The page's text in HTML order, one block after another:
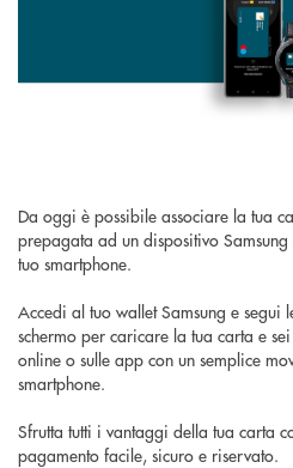
Da oggi è possibile associare la tua
prepagata ad un dispositivo
tuo smartphone.
Accedi al tuo wallet Samsung e segui
schermo per caricare la tua carta e
online o sulle app con un semplice
smartphone.
Sfrutta tutti i vantaggi della tua carta
pagamento facile, sicuro e riservato.